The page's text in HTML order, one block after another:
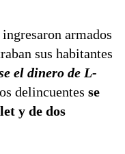
armados
sus habitantes
el dinero de L-
delincuentes se
y de dos